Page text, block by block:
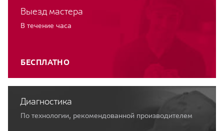
Выезд мастера
В течение часа
БЕСПЛАТНО
Диагностика
По технологии, рекомендованной производителем